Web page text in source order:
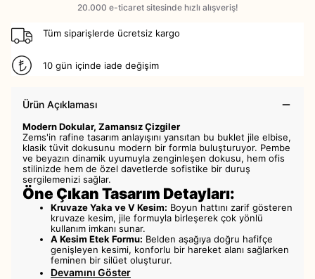
Tüm siparişlerde ücretsiz kargo
10 gün içinde iade değişim
Ürün Açıklaması
Modern Dokular, Zamansız Çizgiler
Zems'in rafine tasarım anlayışını yansıtan bu buklet jile elbise,
klasik tüvit dokusunu modern bir formla buluşturuyor. Pembe
ve beyazın dinamik uyumuyla zenginleşen dokusu, hem ofis
stilinizde hem de özel davetlerde sofistike bir duruş
sergilemenizi sağlar.
Öne Çıkan Tasarım Detayları:
Kruvaze Yaka ve V Kesim: Boyun hattını zarif gösteren
kruvaze kesim, jile formuyla birleşerek çok yönlü
kullanım imkanı sunar.
A Kesim Etek Formu: Belden aşağıya doğru hafifçe
genişleyen kesimi, konforlu bir hareket alanı sağlarken
feminen bir silüet oluşturur.
Devamını Göster